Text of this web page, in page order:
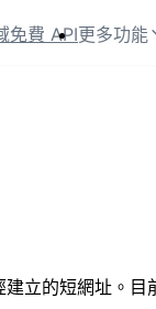
免費 API更多功能
立的短網址。目